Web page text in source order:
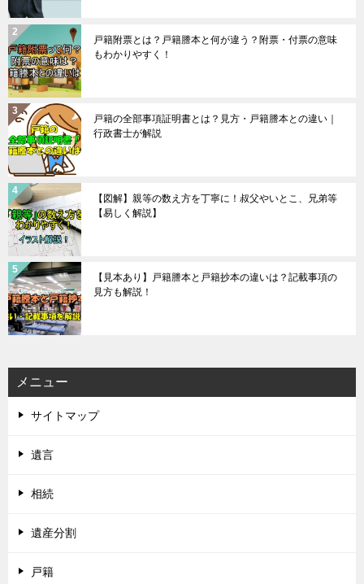
戸籍附票とは？戸籍謄本と何が違う？附票・付票の意味
もわかりやすく！
戸籍の全部事項証明書とは？見方・戸籍謄本との違い｜
行政書士が解説
【図解】親等の数え方を丁寧に！叔父やいとこ、兄弟等
【易しく解説】
【見本あり】戸籍謄本と戸籍抄本の違いは？記載事項の
見方も解説！
メニュー
サイトマップ
遺言
相続
遺産分割
戸籍